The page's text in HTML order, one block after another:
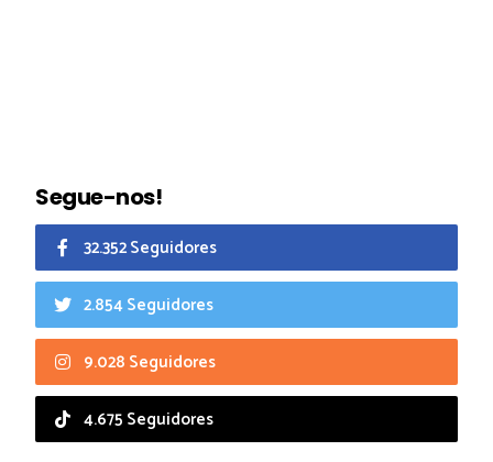
Segue-nos!
32.352 Seguidores
2.854 Seguidores
9.028 Seguidores
4.675 Seguidores